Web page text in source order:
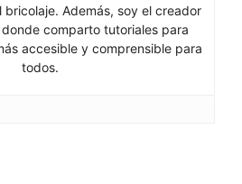
Además, soy el creador
comparto tutoriales para
accesible y comprensible para
todos.